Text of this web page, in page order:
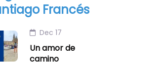
Francés
Dec 17
Un amor de
camino